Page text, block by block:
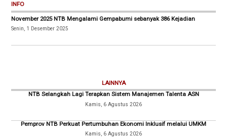
INFO
November 2025 NTB Mengalami Gempabumi sebanyak 386 Kejadian
Senin, 1 Desember 2025
LAINNYA
NTB Selangkah Lagi Terapkan Sistem Manajemen Talenta ASN
Kamis, 6 Agustus 2026
Pemprov NTB Perkuat Pertumbuhan Ekonomi Inklusif melalui UMKM
Kamis, 6 Agustus 2026